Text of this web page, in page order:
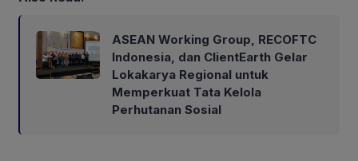
ASEAN Working Group, RECOFTC
Indonesia, dan ClientEarth Gelar
Lokakarya Regional untuk
Memperkuat Tata Kelola
Perhutanan Sosial